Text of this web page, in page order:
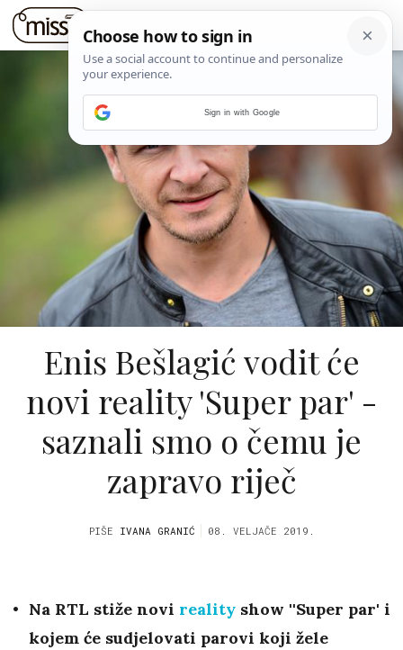
Enis Bešlagić vodit će
novi reality 'Super par' -
saznali smo o čemu je
zapravo riječ
PIŠE IVANA GRANIĆ 08. VELJAČE 2019.
Na RTL stiže novi reality show ''Super par' i
kojem će sudjelovati parovi koji žele
Sign in with Google